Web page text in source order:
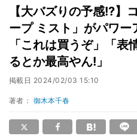
【大バズりの予感!?】
ープ ミスト」がパワ
「これは買うぞ」「
るとか最高やん!」
掲載日 2024/02/03 15:10
著者： 御木本千春